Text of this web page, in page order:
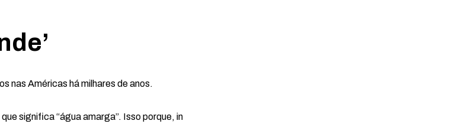
nas Américas há milhares de anos.
que significa “água amarga”. Isso porque, in